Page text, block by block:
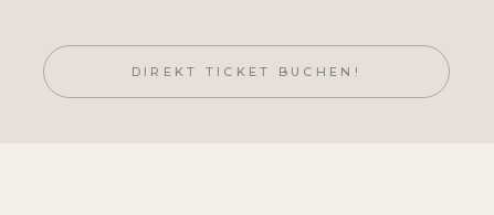
DIREKT TICKET BUCHEN!